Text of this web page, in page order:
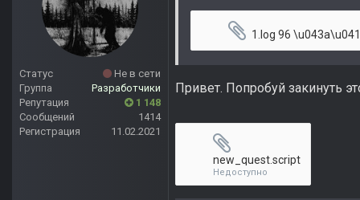
Статус
Не в сети
Группа
Разработчики
Репутация
1 148
Сообщений
1414
Регистрация
11.02.2021
1.log 96 \u043a\u0411
Привет. Попробуй закинуть
new_quest.script
Недоступно